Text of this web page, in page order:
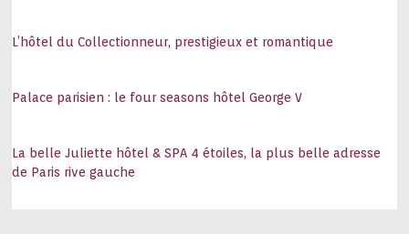
L’hôtel du Collectionneur, prestigieux et romantique
Palace parisien : le four seasons hôtel George V
La belle Juliette hôtel & SPA 4 étoiles, la plus belle adresse
de Paris rive gauche